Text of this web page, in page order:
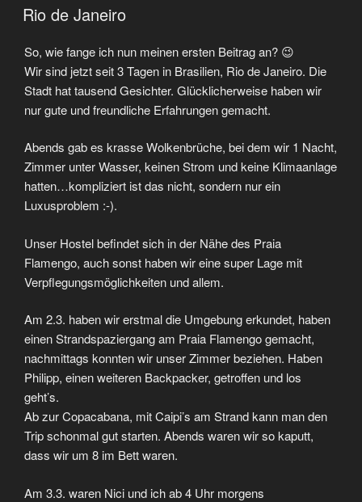
AM
Rio de Janeiro
So, wie fange ich nun meinen ersten Beitrag an? 😉
Wir sind jetzt seit 3 Tagen in Brasilien, Rio de Janeiro. Die
Stadt hat tausend Gesichter. Glücklicherweise haben wir
nur gute und freundliche Erfahrungen gemacht.
Abends gab es krasse Wolkenbrüche, bei dem wir 1 Nacht,
Zimmer unter Wasser, keinen Strom und keine Klimaanlage
hatten…kompliziert ist das nicht, sondern nur ein
Luxusproblem :-).
Unser Hostel befindet sich in der Nähe des Praia
Flamengo, auch sonst haben wir eine super Lage mit
Verpflegungsmöglichkeiten und allem.
Am 2.3. haben wir erstmal die Umgebung erkundet, haben
einen Strandspaziergang am Praia Flamengo gemacht,
nachmittags konnten wir unser Zimmer beziehen. Haben
Philipp, einen weiteren Backpacker, getroffen und los
geht’s.
Ab zur Copacabana, mit Caipi’s am Strand kann man den
Trip schonmal gut starten. Abends waren wir so kaputt,
dass wir um 8 im Bett waren.
Am 3.3. waren Nici und ich ab 4 Uhr morgens